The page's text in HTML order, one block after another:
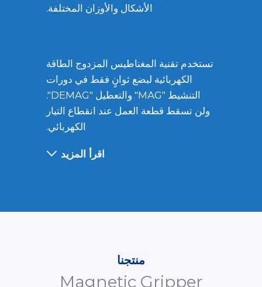
الأشكال والأوزان المختلفة.
تستخدم تقنية المغناطيس المزدوج الطاقة
الكهربائية لبضع ثوانٍ فقط في دورات
التنشيط "MAG" والتعطيل "DEMAG".
ولن تسقط قطعة العمل عند انقطاع التيار
الكهربائي.
اقرأ المزيد
منتجنا
Magnetic Gripper